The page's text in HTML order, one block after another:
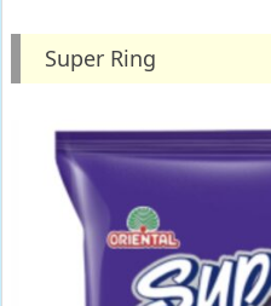
Super Ring